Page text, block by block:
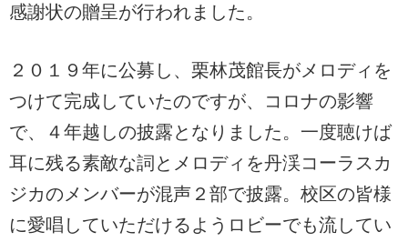
感謝状の贈呈が行われました。
２０１９年に公募し、栗林茂館長がメロディを
つけて完成していたのですが、コロナの影響
で、４年越しの披露となりました。一度聴けば
耳に残る素敵な詞とメロディを丹渓コーラスカ
ジカのメンバーが混声２部で披露。校区の皆様
に愛唱していただけるようロビーでも流してい